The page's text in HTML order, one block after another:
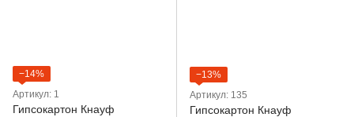
−14%
Артикул: 1
Гипсокартон Кнауф
−13%
Артикул: 135
Гипсокартон Кнауф